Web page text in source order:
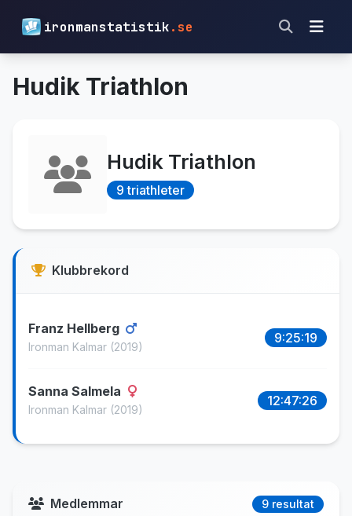
ironmanstatistik.se
Hudik Triathlon
Hudik Triathlon
9 triathleter
Klubbrekord
Franz Hellberg
Ironman Kalmar (2019)
9:25:19
Sanna Salmela
Ironman Kalmar (2019)
12:47:26
Medlemmar 9 resultat